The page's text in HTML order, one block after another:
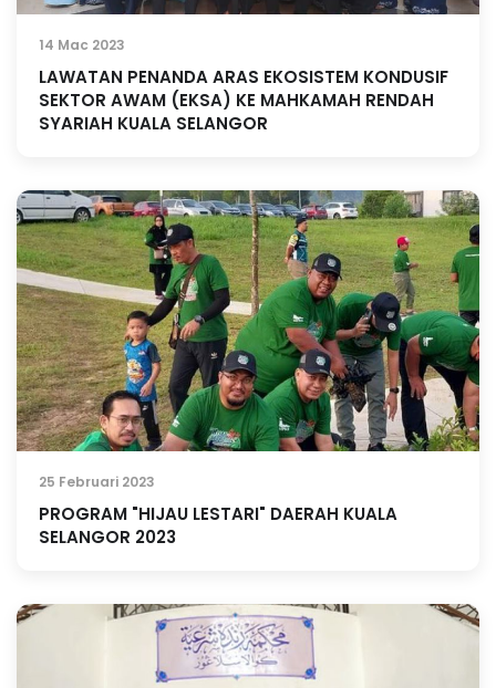
14 Mac 2023
LAWATAN PENANDA ARAS EKOSISTEM KONDUSIF
SEKTOR AWAM (EKSA) KE MAHKAMAH RENDAH
SYARIAH KUALA SELANGOR
25 Februari 2023
PROGRAM "HIJAU LESTARI" DAERAH KUALA
SELANGOR 2023